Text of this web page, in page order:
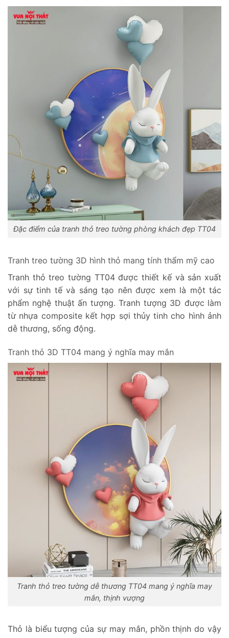
Đặc điểm của tranh thỏ treo tường phòng khách đẹp TT04
Tranh treo tường 3D hình thỏ mang tính thẩm mỹ cao
Tranh thỏ treo tường TT04 được thiết kế và sản xuất
với sự tinh tế và sáng tạo nên được xem là một tác
phẩm nghệ thuật ấn tượng. Tranh tượng 3D được làm
từ nhựa composite kết hợp sợi thủy tinh cho hình ảnh
dễ thương, sống động.
Tranh thỏ 3D TT04 mang ý nghĩa may mắn
Tranh thỏ treo tường dễ thương TT04 mang ý nghĩa may
mắn, thịnh vượng
Thỏ là biểu tượng của sự may mắn, phồn thịnh do vậy